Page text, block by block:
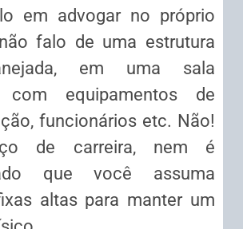
em advogar no próprio
falo de uma estrutura
em uma sala
com equipamentos de
funcionários etc. Não!
de carreira, nem é
que você assuma
altas para manter um